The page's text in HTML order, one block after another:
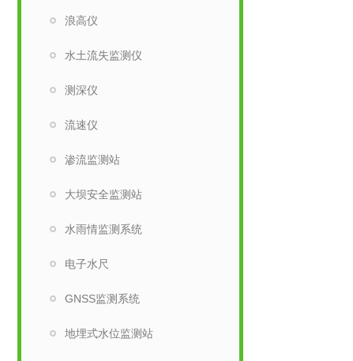
浪高仪
水土流失监测仪
测深仪
流速仪
渗流监测站
大坝安全监测站
水雨情监测系统
电子水尺
GNSS监测系统
地埋式水位监测站